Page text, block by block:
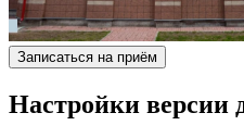
Записаться на приём
Настройки версии